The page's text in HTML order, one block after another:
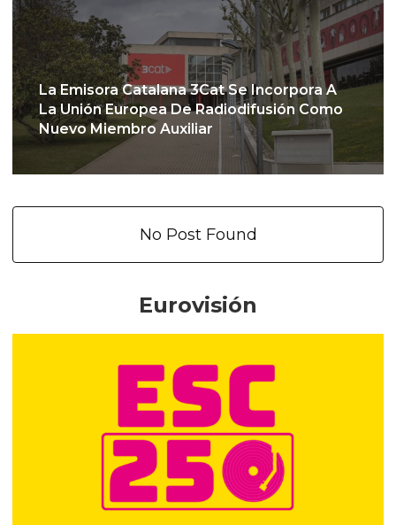
La Emisora Catalana 3Cat Se Incorpora A
La Unión Europea De Radiodifusión Como
Nuevo Miembro Auxiliar
No Post Found
Eurovisión